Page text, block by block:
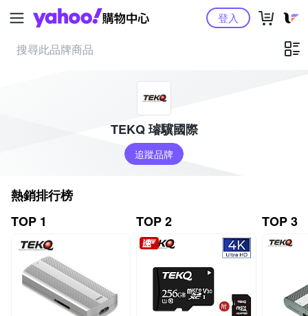
Yahoo購物中心登入
TEKQ 璿驥國際
追蹤品牌
熱銷排行榜
TOP 1
TOP 2 TOP 3